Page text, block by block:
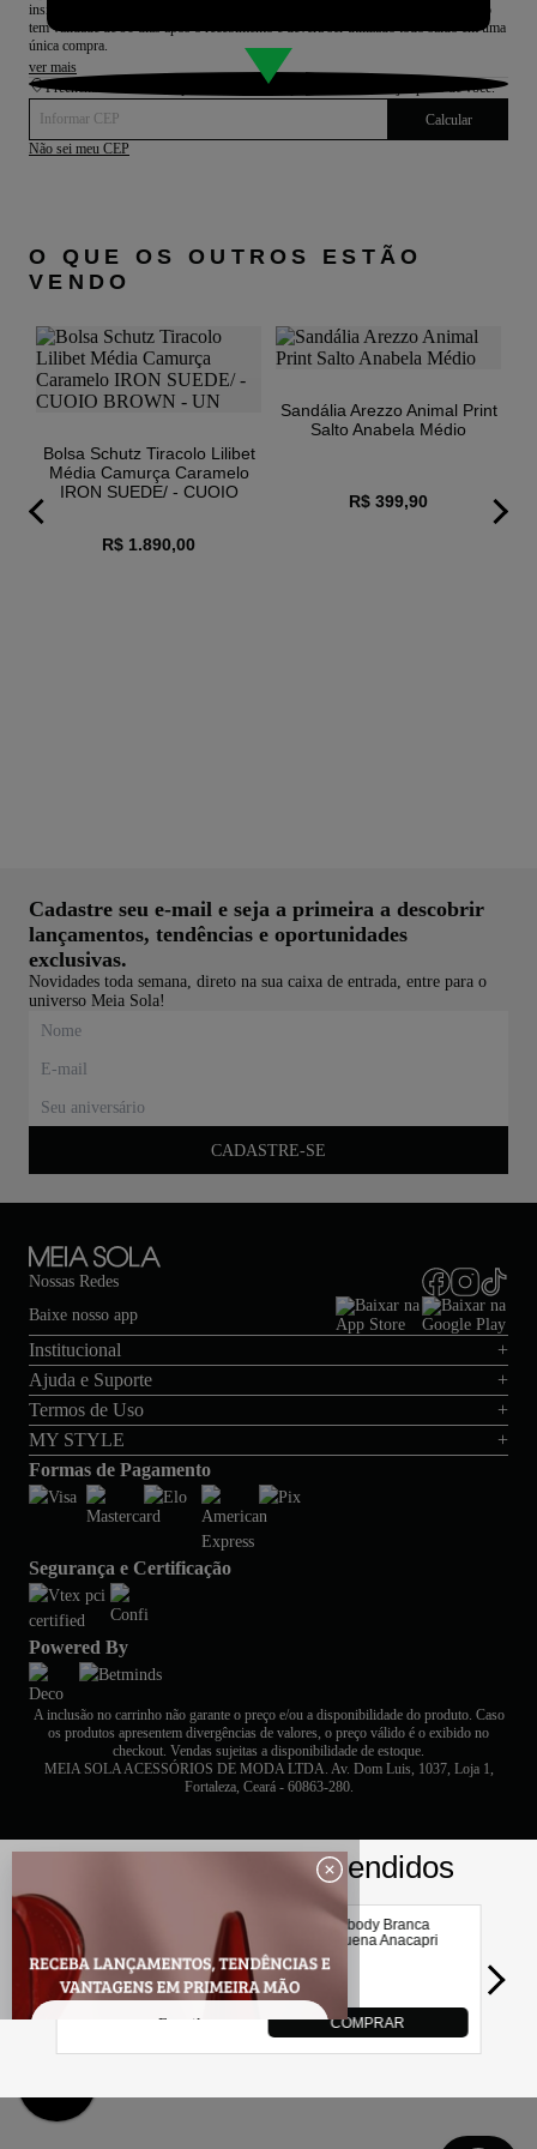
insira o código no campo "Cupom de desconto" no carrinho de compras. O cartão
tem validade de 90 dias após o recebimento e deverá ser utilizado todo saldo em uma
única compra.
ver mais
Preencha com seu CEP para consultar a disponibilidade nas lojas perto de você.
Calcular
Não sei meu CEP
O QUE OS OUTROS ESTÃO
VENDO
Bolsa Schutz Tiracolo Lilibet
Média Camurça Caramelo
IRON SUEDE/ - CUOIO
R$ 1.890,00
Sandália Arezzo Animal Print
Salto Anabela Médio
R$ 399,90
Cadastre seu e-mail e seja a primeira a descobrir
lançamentos, tendências e oportunidades
exclusivas.
Novidades toda semana, direto na sua caixa de entrada, entre para o
universo Meia Sola!
CADASTRE-SE
Nossas Redes
Baixe nosso app
Institucional
+
Ajuda e Suporte
+
Termos de Uso
+
MY STYLE
+
Formas de Pagamento
Segurança e Certificação
Powered By
A inclusão no carrinho não garante o preço e/ou a disponibilidade do produto. Caso
os produtos apresentem divergências de valores, o preço válido é o exibido no
checkout. Vendas sujeitas a disponibilidade de estoque.
MEIA SOLA ACESSÓRIOS DE MODA LTDA. Av. Dom Luis, 1037, Loja 1,
Fortaleza, Ceará - 60863-280.